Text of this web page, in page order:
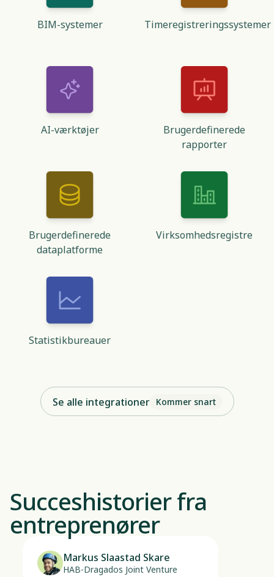
BIM-systemer Timeregistreringssystemer
AI-værktøjer
Brugerdefinerede
rapporter
Brugerdefinerede
dataplatforme
Virksomhedsregistre
Statistikbureauer
Se alle integrationer Kommer snart
Succeshistorier fra
entreprenører
Markus Slaastad Skare
HAB-Dragados Joint Venture